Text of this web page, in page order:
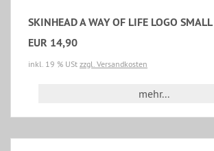
SKINHEAD A WAY OF LIFE LOGO
EUR 14,90
inkl. 19 % USt zzgl. Versandkosten
mehr...